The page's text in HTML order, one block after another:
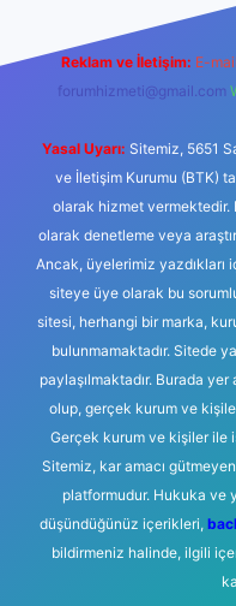
Reklam ve İletişim: E-
forumhizmeti@gmail.com
Yasal Uyarı: Sitemiz, 5651
ve İletişim Kurumu (BTK)
olarak hizmet
olarak denetleme veya
Ancak, üyelerimiz yazdıkları
siteye üye olarak bu
sitesi, herhangi bir marka,
bulunmamaktadır. Sitede
paylaşılmaktadır. Burada
olup, gerçek kurum ve
Gerçek kurum ve kişiler ile
Sitemiz, kar amacı
platformudur. Hukuka ve
düşündüğünüz içerikleri,
bildirmeniz halinde, ilgili